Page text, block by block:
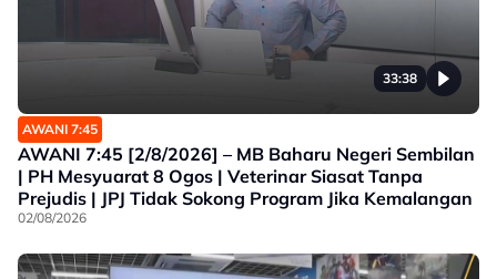
33:38
AWANI 7:45
AWANI 7:45 [2/8/2026] – MB Baharu Negeri Sembilan
| PH Mesyuarat 8 Ogos | Veterinar Siasat Tanpa
Prejudis | JPJ Tidak Sokong Program Jika Kemalangan
02/08/2026